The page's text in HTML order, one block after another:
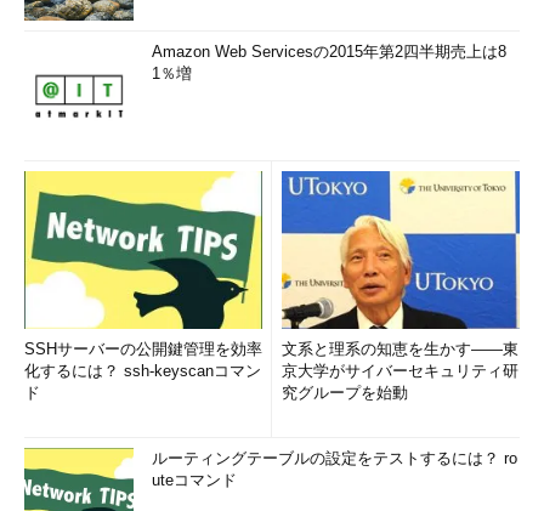
Amazon Web Servicesの2015年第2四半期売上は8
1％増
SSHサーバーの公開鍵管理を効率
化するには？ ssh-keyscanコマン
ド
文系と理系の知恵を生かす――東
京大学がサイバーセキュリティ研
究グループを始動
ルーティングテーブルの設定をテストするには？ ro
uteコマンド